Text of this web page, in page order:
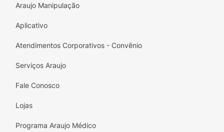
Araujo Manipulação
Aplicativo
Atendimentos Corporativos - Convênio
Serviços Araujo
Fale Conosco
Lojas
Programa Araujo Médico